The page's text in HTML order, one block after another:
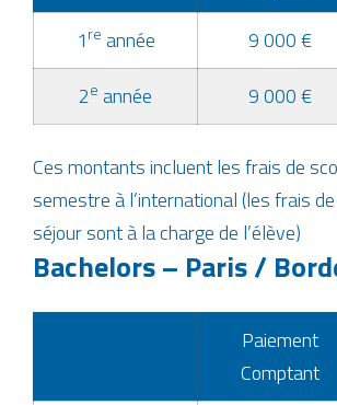
1 re année 9 000 €
2e année 9 000 €
Ces montants incluent les frais de
semestre à l’international (les frais
séjour sont à la charge de l’élève)
Bachelors – Paris /
Paiement
Comptant